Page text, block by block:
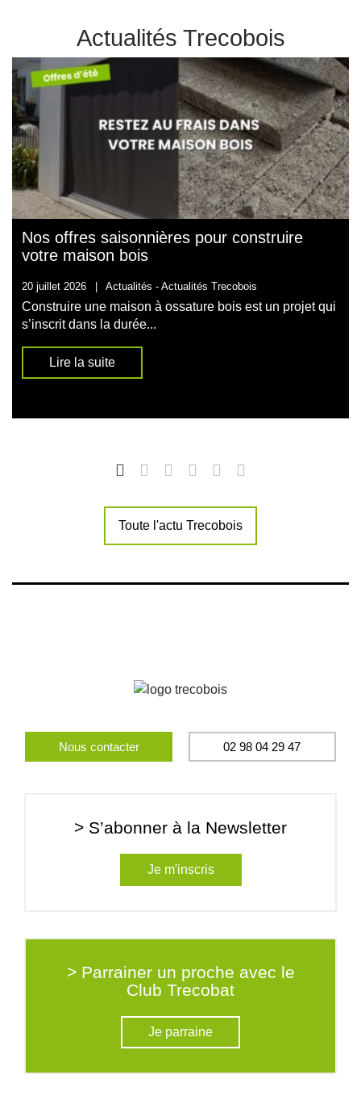
Actualités Trecobois
Nos offres saisonnières pour construire
votre maison bois
20 juillet 2026 Actualités - Actualités Trecobois
Construire une maison à ossature bois est un projet qui
s’inscrit dans la durée...
Lire la suite
Toute l'actu Trecobois
Nous contacter 02 98 04 29 47
> S’abonner à la Newsletter
Je m'inscris
> Parrainer un proche avec le
Club Trecobat
Je parraine